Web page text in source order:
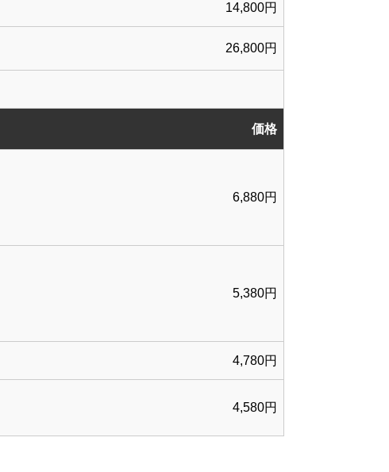
14,800円
26,800円
価格
6,880円
5,380円
4,780円
4,580円